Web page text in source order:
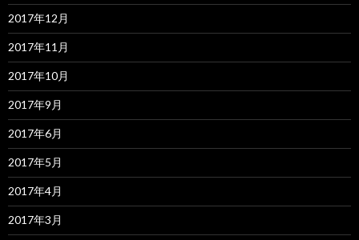
2017年12月
2017年11月
2017年10月
2017年9月
2017年6月
2017年5月
2017年4月
2017年3月